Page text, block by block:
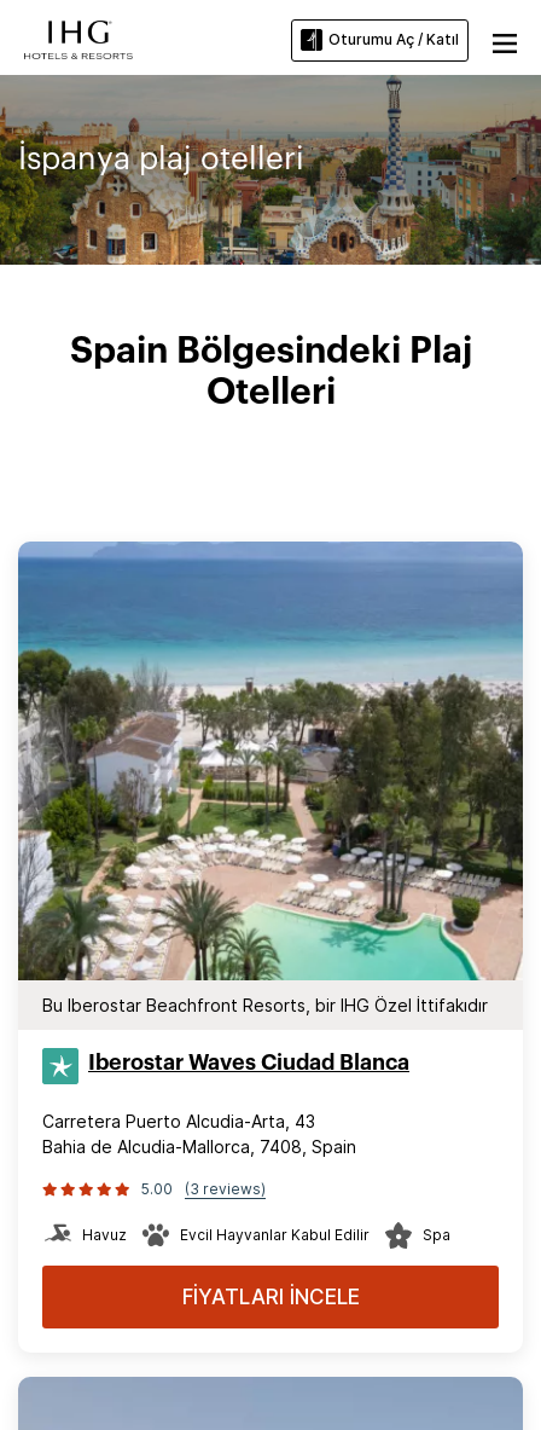
Oturumu Aç / Katıl
İspanya plaj otelleri
Spain Bölgesindeki Plaj
Otelleri
Bu Iberostar Beachfront Resorts, bir IHG Özel İttifakıdır
Iberostar Waves Ciudad Blanca
Carretera Puerto Alcudia-Arta, 43
Bahia de Alcudia-Mallorca, 7408, Spain
5.00 (3 reviews)
Havuz Evcil Hayvanlar Kabul Edilir Spa
FİYATLARI İNCELE